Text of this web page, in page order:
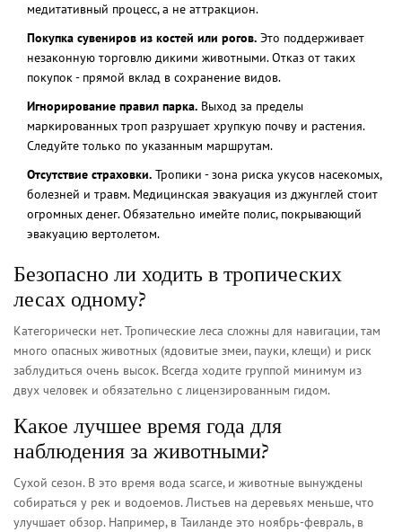
медитативный процесс, а не аттракцион.
Покупка сувениров из костей или рогов. Это поддерживает
незаконную торговлю дикими животными. Отказ от таких
покупок - прямой вклад в сохранение видов.
Игнорирование правил парка. Выход за пределы
маркированных троп разрушает хрупкую почву и растения.
Следуйте только по указанным маршрутам.
Отсутствие страховки. Тропики - зона риска укусов насекомых,
болезней и травм. Медицинская эвакуация из джунглей стоит
огромных денег. Обязательно имейте полис, покрывающий
эвакуацию вертолетом.
Безопасно ли ходить в тропических
лесах одному?
Категорически нет. Тропические леса сложны для навигации, там
много опасных животных (ядовитые змеи, пауки, клещи) и риск
заблудиться очень высок. Всегда ходите группой минимум из
двух человек и обязательно с лицензированным гидом.
Какое лучшее время года для
наблюдения за животными?
Сухой сезон. В это время вода scarce, и животные вынуждены
собираться у рек и водоемов. Листьев на деревьях меньше, что
улучшает обзор. Например, в Таиланде это ноябрь-февраль, в